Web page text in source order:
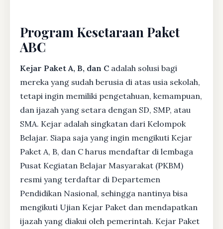
Program Kesetaraan Paket
ABC
Kejar Paket A, B, dan C adalah solusi bagi
mereka yang sudah berusia di atas usia sekolah,
tetapi ingin memiliki pengetahuan, kemampuan,
dan ijazah yang setara dengan SD, SMP, atau
SMA. Kejar adalah singkatan dari Kelompok
Belajar. Siapa saja yang ingin mengikuti Kejar
Paket A, B, dan C harus mendaftar di lembaga
Pusat Kegiatan Belajar Masyarakat (PKBM)
resmi yang terdaftar di Departemen
Pendidikan Nasional, sehingga nantinya bisa
mengikuti Ujian Kejar Paket dan mendapatkan
ijazah yang diakui oleh pemerintah. Kejar Paket